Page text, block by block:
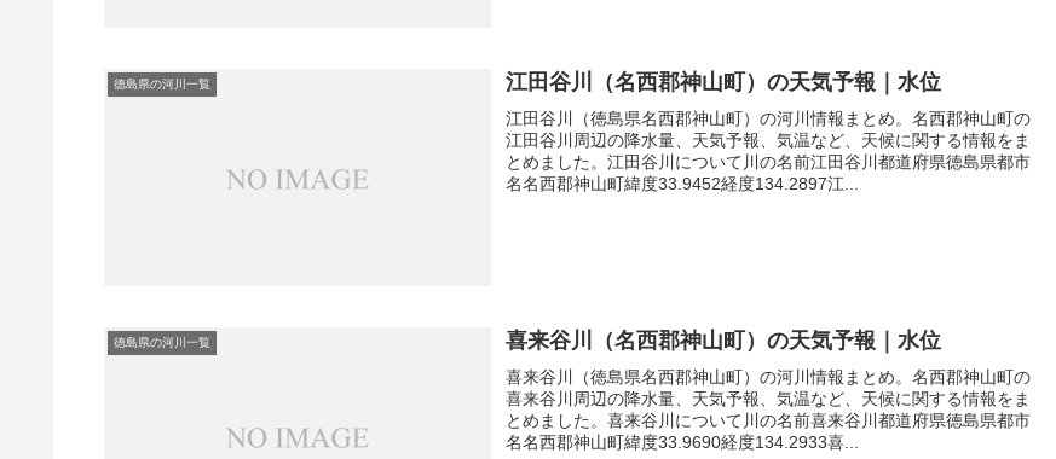
徳島県の河川一覧 江田谷川（名西郡神山町）の天気予報｜水位
江田谷川（徳島県名西郡神山町）の河川情報まとめ。名西郡神山町の
江田谷川周辺の降水量、天気予報、気温など、天候に関する情報をま
とめました。江田谷川について川の名前江田谷川都道府県徳島県都市
名名西郡神山町緯度33.9452経度134.2897江...
徳島県の河川一覧 喜来谷川（名西郡神山町）の天気予報｜水位
喜来谷川（徳島県名西郡神山町）の河川情報まとめ。名西郡神山町の
喜来谷川周辺の降水量、天気予報、気温など、天候に関する情報をま
とめました。喜来谷川について川の名前喜来谷川都道府県徳島県都市
名名西郡神山町緯度33.9690経度134.2933喜...